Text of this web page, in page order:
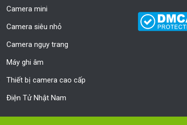
Camera mini
Camera siêu nhỏ
Camera ngụy trang
Máy ghi âm
Thiết bị camera cao cấp
Điện Tử Nhật Nam